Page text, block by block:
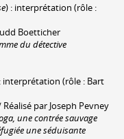
) : interprétation (rôle :
Boetticher
du détective
interprétation (rôle : Bart
par Joseph Pevney
une contrée sauvage
une séduisante